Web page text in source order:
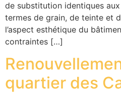
de substitution identiques aux
termes de grain, de teinte et
l’aspect esthétique du
contraintes […]
quartier des